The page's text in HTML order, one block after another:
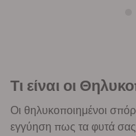
Τι είναι οι
Οι θηλυκοποιημένοι
εγγύηση πως τα φυτά